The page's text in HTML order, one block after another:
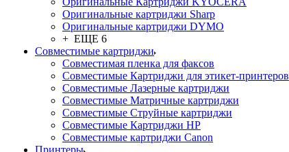
Оригинальные картриджи Sharp
Оригинальные картриджи DYMO
+ ЕЩЕ 6
Совместимые картриджи
Совместимая пленка для факсов
Совместимые Картриджи для этикет-принтеров
Совместимые Лазерные картриджи
Совместимые Матричные картриджи
Совместимые Струйные картриджи
Совместимые Картриджи HP
Совместимые картриджи Canon
Принтеры